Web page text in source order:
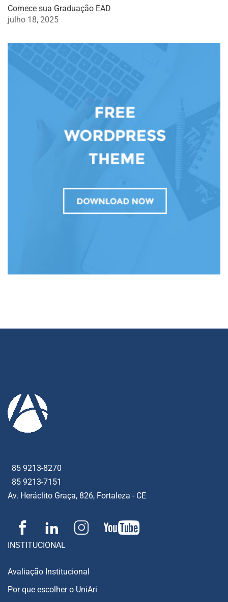
Comece sua Graduação EAD
julho 18, 2025
85 9213-8270
85 9213-7151
Av. Heráclito Graça, 826, Fortaleza - CE
INSTITUCIONAL
Avaliação Institucional
Por que escolher o UniAri